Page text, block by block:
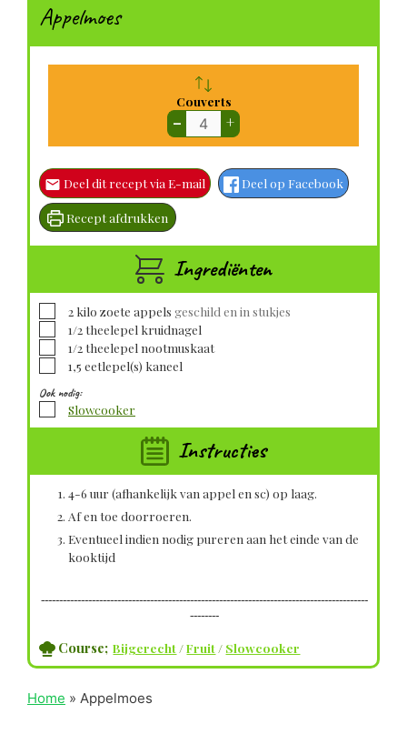
Appelmoes
Couverts
– +
Deel dit recept via E-mail Deel op Facebook
Recept afdrukken
Ingrediënten
▢
2 kilo zoete appels geschild en in stukjes
▢1/2theelepel kruidnagel
▢1/2theelepel nootmuskaat
▢1,5 eetlepel(s) kaneel
Ook nodig:
▢
Slowcooker
Instructies
4-6 uur (afhankelijk van appel en sc) op laag.
Af en toe doorroeren.
Eventueel indien nodig pureren aan het einde van de
kooktijd
------------------------------------------------------------------------------------------
--------
Course; Bijgerecht /Fruit / Slowcooker
Home » Appelmoes